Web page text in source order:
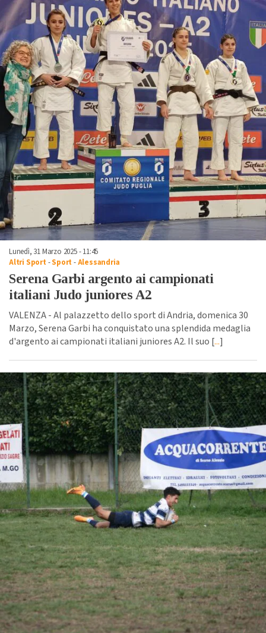
Lunedì, 31 Marzo 2025 - 11:45
Altri Sport -Sport -Alessandria
Serena Garbi argento ai campionati
italiani Judo juniores A2
VALENZA - Al palazzetto dello sport di Andria, domenica 30
Marzo, Serena Garbi ha conquistato una splendida medaglia
d'argento ai campionati italiani juniores A2. Il suo [...]